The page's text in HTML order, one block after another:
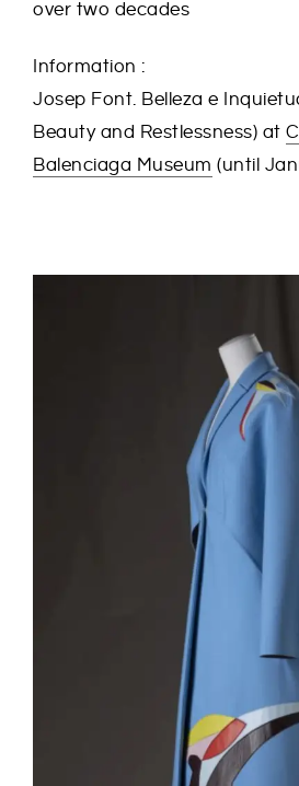
over two decades
Information :
Josep Font. Belleza e
Beauty and Restlessness) at
Balenciaga Museum (until